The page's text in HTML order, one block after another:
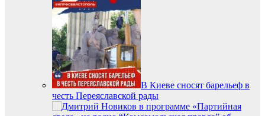
В Киеве сносят барельеф в
честь Переяславской рады